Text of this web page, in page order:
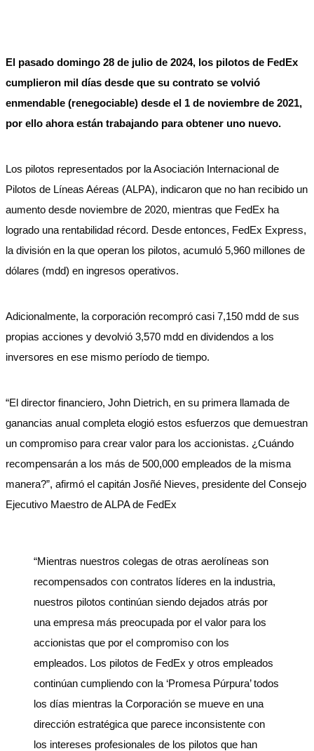
El pasado domingo 28 de julio de 2024, los pilotos de FedEx
cumplieron mil días desde que su contrato se volvió
enmendable (renegociable) desde el 1 de noviembre de 2021,
por ello ahora están trabajando para obtener uno nuevo.
Los pilotos representados por la Asociación Internacional de
Pilotos de Líneas Aéreas (ALPA), indicaron que no han recibido un
aumento desde noviembre de 2020, mientras que FedEx ha
logrado una rentabilidad récord. Desde entonces, FedEx Express,
la división en la que operan los pilotos, acumuló 5,960 millones de
dólares (mdd) en ingresos operativos.
Adicionalmente, la corporación recompró casi 7,150 mdd de sus
propias acciones y devolvió 3,570 mdd en dividendos a los
inversores en ese mismo período de tiempo.
“El director financiero, John Dietrich, en su primera llamada de
ganancias anual completa elogió estos esfuerzos que demuestran
un compromiso para crear valor para los accionistas. ¿Cuándo
recompensarán a los más de 500,000 empleados de la misma
manera?”, afirmó el capitán Josñé Nieves, presidente del Consejo
Ejecutivo Maestro de ALPA de FedEx
“Mientras nuestros colegas de otras aerolíneas son
recompensados con contratos líderes en la industria,
nuestros pilotos continúan siendo dejados atrás por
una empresa más preocupada por el valor para los
accionistas que por el compromiso con los
empleados. Los pilotos de FedEx y otros empleados
continúan cumpliendo con la ‘Promesa Púrpura’ todos
los días mientras la Corporación se mueve en una
dirección estratégica que parece inconsistente con
los intereses profesionales de los pilotos que han